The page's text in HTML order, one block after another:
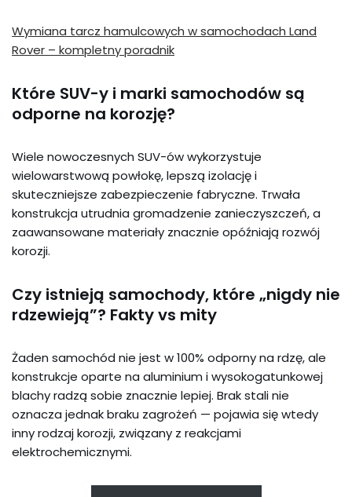
Wymiana tarcz hamulcowych w samochodach Land
Rover – kompletny poradnik
Które SUV-y i marki samochodów są
odporne na korozję?
Wiele nowoczesnych SUV-ów wykorzystuje
wielowarstwową powłokę, lepszą izolację i
skuteczniejsze zabezpieczenie fabryczne. Trwała
konstrukcja utrudnia gromadzenie zanieczyszczeń, a
zaawansowane materiały znacznie opóźniają rozwój
korozji.
Czy istnieją samochody, które „nigdy nie
rdzewieją”? Fakty vs mity
Żaden samochód nie jest w 100% odporny na rdzę, ale
konstrukcje oparte na aluminium i wysokogatunkowej
blachy radzą sobie znacznie lepiej. Brak stali nie
oznacza jednak braku zagrożeń — pojawia się wtedy
inny rodzaj korozji, związany z reakcjami
elektrochemicznymi.